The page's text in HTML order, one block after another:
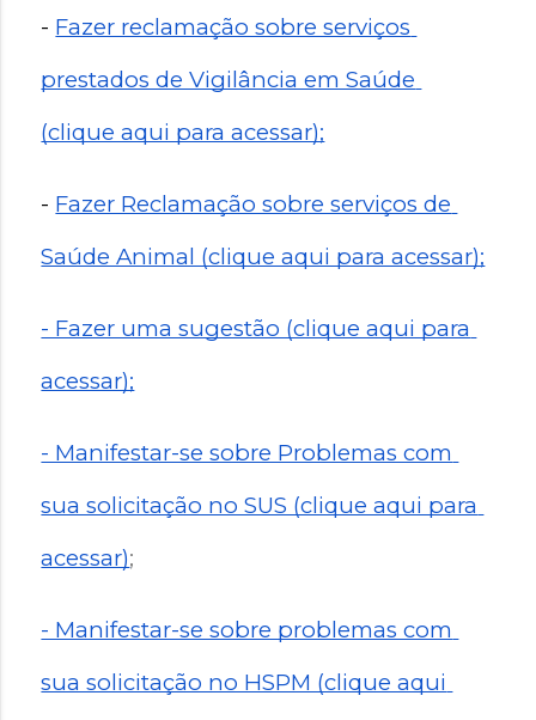
- Fazer reclamação sobre serviços
prestados de Vigilância em Saúde
(clique aqui para acessar);
- Fazer Reclamação sobre serviços de
Saúde Animal (clique aqui para acessar);
- Fazer uma sugestão (clique aqui para
acessar);
- Manifestar-se sobre Problemas com
sua solicitação no SUS (clique aqui para
acessar);
- Manifestar-se sobre problemas com
sua solicitação no HSPM (clique aqui